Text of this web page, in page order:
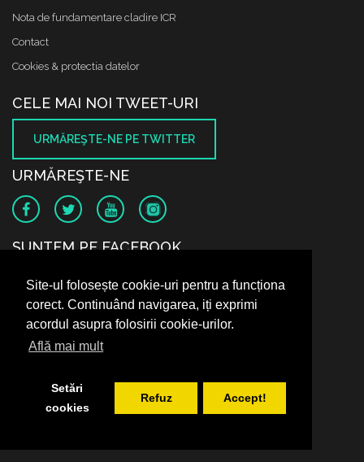
Site-ul folosește cookie-uri pentru a funcționa
corect. Continuând navigarea, iți exprimi
acordul asupra folosirii cookie-urilor.
Află mai mult
Setări
cookies
Refuz Accept!
Nota de fundamentare cladire ICR
Contact
Cookies & protectia datelor
CELE MAI NOI TWEET-URI
URMĂREŞTE-NE PE TWITTER
URMĂREŞTE-NE
SUNTEM PE FACEBOOK